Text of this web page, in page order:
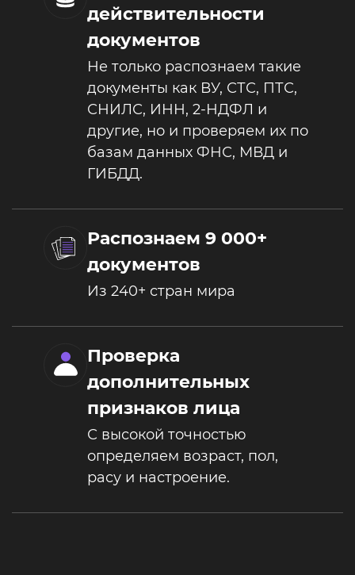
действительности
документов
Не только распознаем такие
документы как ВУ, СТС, ПТС,
СНИЛС, ИНН, 2-НДФЛ и
другие, но и проверяем их по
базам данных ФНС, МВД и
ГИБДД.
Распознаем 9 000+
документов
Из 240+ стран мира
Проверка
дополнительных
признаков лица
С высокой точностью
определяем возраст, пол,
расу и настроение.